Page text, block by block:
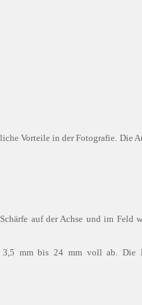
Vorteile in der Fotografie. Die
auf der Achse und im Feld
3,5 mm bis 24 mm voll ab. Die